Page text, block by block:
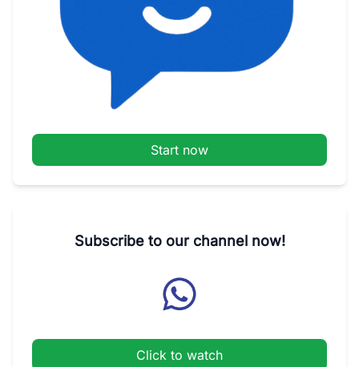
Start now
Subscribe to our channel now!
Click to watch